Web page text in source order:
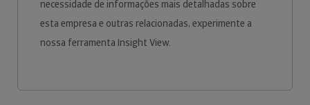
necessidade de informações mais detalhadas sobre
esta empresa e outras relacionadas, experimente a
nossa ferramenta Insight View.